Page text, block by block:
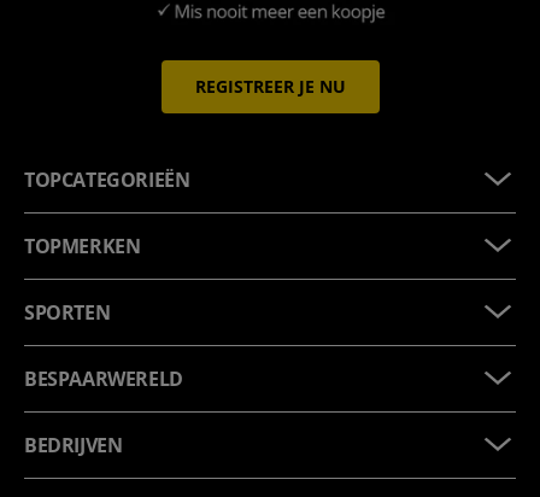
REGISTREER JE NU
TOPCATEGORIEËN
TOPMERKEN
SPORTEN
BESPAARWERELD
BEDRIJVEN